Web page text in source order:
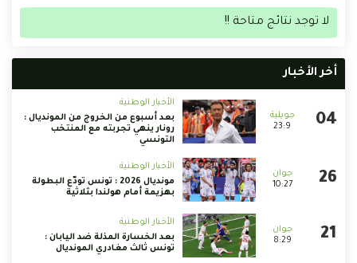
لا توجد نتائج متاحة !!
أخر الأخبار
23:9
الأخبار الوطنية
بعد أسبوع من الخروج من المونديال :
رونار ينهي تجربته مع المنتخب
التونسي
10:27
الأخبار الوطنية
مونديال 2026 : تونس تودّع البطولة
بهزيمة أمام هولندا بثلاثية
8:29
الأخبار الوطنية
بعد الخسارة المذلة ضد اليابان :
تونس ثالث مغادري المونديال